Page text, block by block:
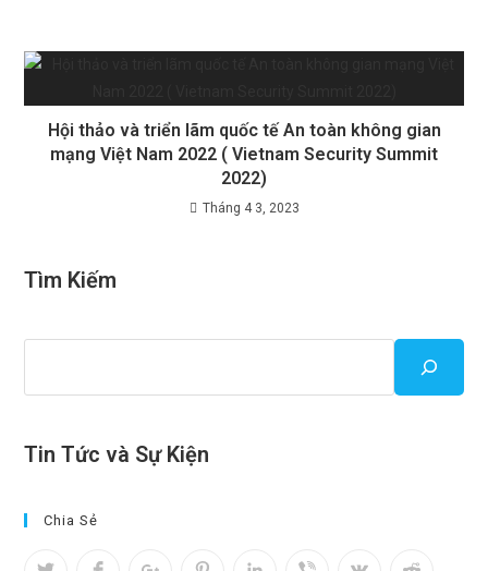
Hội thảo và triển lãm quốc tế An toàn không gian
mạng Việt Nam 2022 ( Vietnam Security Summit
2022)
Tháng 4 3, 2023
Tìm Kiếm
Tin Tức và Sự Kiện
Chia Sẻ